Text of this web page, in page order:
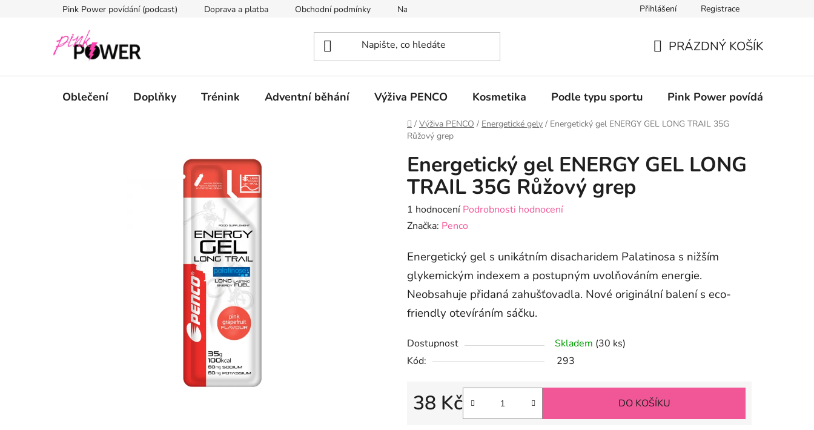
Pink Power povídání (podcast) Doprava a platba Obchodní podmínky Napište nám Přihlášení Registrace
KOŠÍK
PRÁZDNÝ KOŠÍK
Oblečení Doplňky Trénink Adventní běhání Výživa PENCO Kosmetika Podle typu sportu Pink Power povídání
Domů
/ Výživa PENCO / Energetické gely / Energetický gel ENERGY GEL LONG TRAIL 35G
Růžový grep
Energetický gel ENERGY GEL LONG
TRAIL 35G Růžový grep
Průměrné
hodnocení
je
5,0
z
5
hvězdiček.
1 hodnocení Podrobnosti hodnocení
Značka: Penco
Energetický gel s unikátním disacharidem Palatinosa s nižším
glykemickým indexem a postupným uvolňováním energie.
Neobsahuje přidaná zahušťovadla. Nové originální balení s eco-
friendly otevíráním sáčku.
Dostupnost Skladem (30 ks)
Kód:
293
38 Kč
Měrná cena:
DO KOŠÍKU